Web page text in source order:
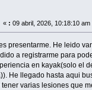
« : 09 abril, 2026, 10:18:10 am
presentarme. He leido
a registrarme para
en kayak(solo el
He llegado hasta aqui
varias lesiones que